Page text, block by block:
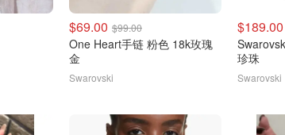
$69.00 $99.00
One Heart手链 粉色 18k玫瑰
金
Swarovski
$189.00
珍珠
Swarovski